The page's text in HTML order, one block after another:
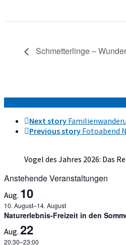
Schmetterlinge –
Next story
Previous story Fotoabend
Vogel des Jahres 2026: Das
Anstehende Veranstaltungen
Aug. 10
10. August–14. August
Naturerlebnis-Freizeit in den
Aug. 22
20:30–23:00